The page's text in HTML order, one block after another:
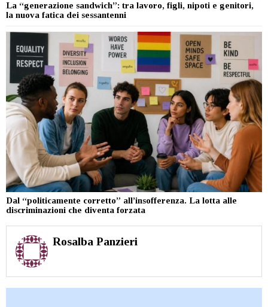
La “generazione sandwich”: tra lavoro, figli, nipoti e genitori,
la nuova fatica dei sessantenni
Dal “politicamente corretto” all’insofferenza. La lotta alle
discriminazioni che diventa forzata
Rosalba Panzieri